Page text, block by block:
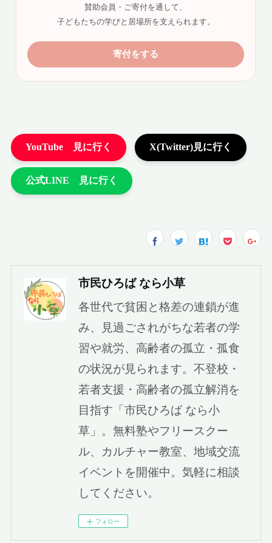
市民ひろば なら小草
各世代で貧困と格差の連鎖が進
み、見過ごされがちな若者の学
習や就労、高齢者の孤立・孤食
の状況が見られます。不登校・
若者支援・高齢者の孤立解消を
目指す「市民ひろば なら小
草」。無料塾やフリースクー
ル、カルチャー教室、地域交流
イベントを開催中。気軽に相談
してください。
フォロー